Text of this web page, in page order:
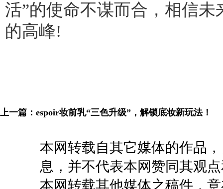
活”的使命不谋而合，相信
的高峰!
上一篇： espoir妆前乳“三色升级”，解锁底妆新玩法！
本网转载自其它媒体的作品
息，并不代表本网赞同其观
本网转载其他媒体之稿件，